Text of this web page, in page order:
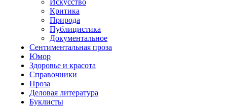
Искусство
Критика
Природа
Публицистика
Документальное
Сентиментальная проза
Юмор
Здоровье и красота
Справочники
Проза
Деловая литература
Буклисты